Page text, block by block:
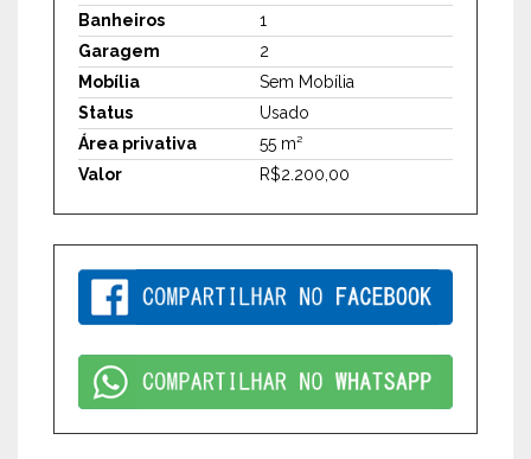
Banheiros
1
Garagem
2
Mobília
Sem Mobília
Status
Usado
Área privativa
55 m²
Valor
R$2.200,00